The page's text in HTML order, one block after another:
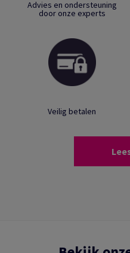
Advies en ondersteuning
door onze experts
Veilig betalen